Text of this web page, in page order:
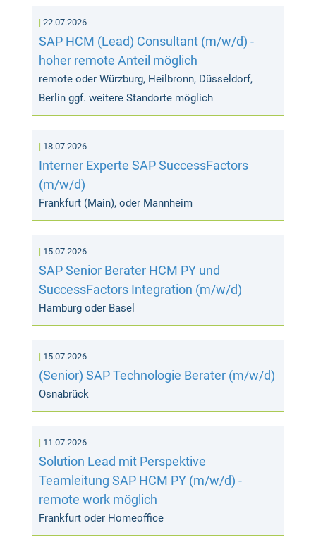
22.07.2026
SAP HCM (Lead) Consultant (m/w/d) -
hoher remote Anteil möglich
remote oder Würzburg, Heilbronn, Düsseldorf,
Berlin ggf. weitere Standorte möglich
18.07.2026
Interner Experte SAP SuccessFactors
(m/w/d)
Frankfurt (Main), oder Mannheim
15.07.2026
SAP Senior Berater HCM PY und
SuccessFactors Integration (m/w/d)
Hamburg oder Basel
15.07.2026
(Senior) SAP Technologie Berater (m/w/d)
Osnabrück
11.07.2026
Solution Lead mit Perspektive
Teamleitung SAP HCM PY (m/w/d) -
remote work möglich
Frankfurt oder Homeoffice